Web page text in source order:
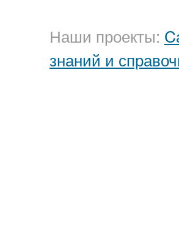
Наши проекты:
знаний и